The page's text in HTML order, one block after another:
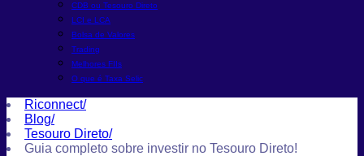
CDB ou Tesouro Direto
LCI e LCA
Bolsa de Valores
Trading
Melhores FIIs
O que é Taxa Selic
Riconnect/
Blog/
Tesouro Direto/
Guia completo sobre investir no Tesouro Direto!